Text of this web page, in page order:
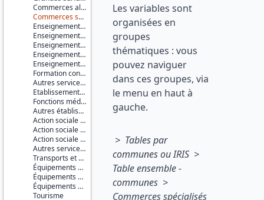
Commerces alimentaires
Commerces spécialisés non alimentaires
Enseignement du premier degré
Enseignement du second degré premier cycle
Enseignement du second degré second cycle
Enseignement supérieur non universitaire
Enseignement supérieur universitaire
Formation continue
Autres services de l'éducation
Etablissements et services de santé
Fonctions médicales et para-médicales
Autres établissements et services à caractère sanitaire
Action sociale pour personnes âgées
Action sociale pour enfants en bas âge
Action sociale pour handicapés
Autres services d'action sociale
Transports et déplacements
Équipements sportifs
Équipements de loisirs
Équipements culturels et socioculturels
Tourisme
Martinique
Guyane
La
Réunion
Mayotte
Producteur :
INSEE
Diffuseur :
Progedo-
Adisp
Les variables sont
organisées en
groupes
thématiques : vous
pouvez naviguer
dans ces groupes, via
le menu en haut à
gauche.
> Tables par
communes ou IRIS >
Table ensemble -
communes >
Commerces spécialisés